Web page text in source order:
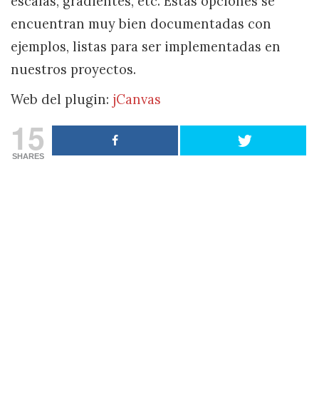
encuentran muy bien documentadas con
ejemplos, listas para ser implementadas en
nuestros proyectos.
Web del plugin: jCanvas
15
SHARES